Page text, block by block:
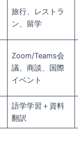
旅行、レストラ
ン、留学
Zoom/Teams会
議、商談、国際
イベント
語学学習＋資料
翻訳